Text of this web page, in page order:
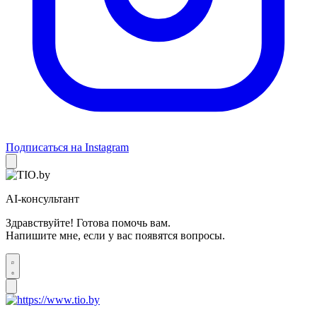
Подписаться на Instagram
AI-консультант
Здравствуйте! Готова помочь вам.
Напишите мне, если у вас появятся вопросы.